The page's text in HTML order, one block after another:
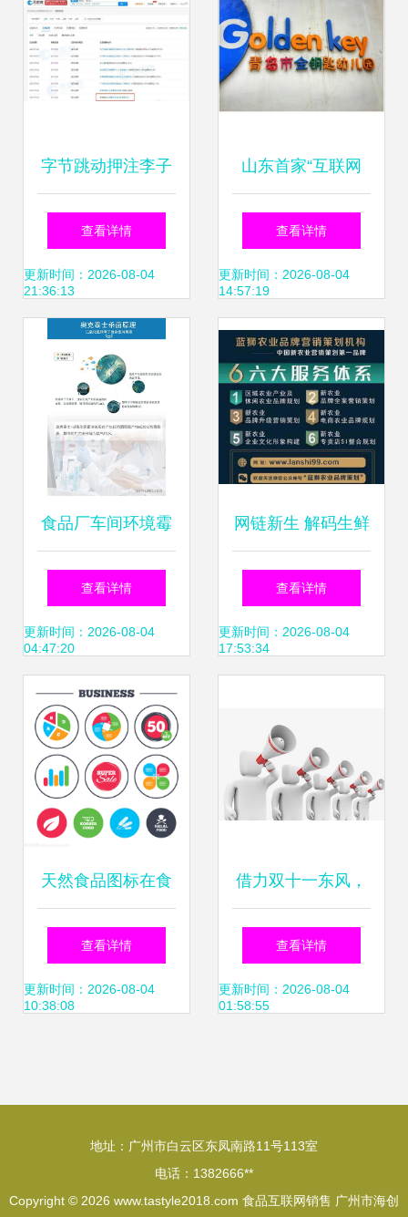
字节跳动押注李子
柒 食品互联网销售
的新棋局
查看详情
更新时间：2026-08-04
21:36:13
山东首家“互联网
+食品流通溯源体
系”项目在崂山区全
面启动 守护食品互
联网销售新篇章
查看详情
更新时间：2026-08-04
14:57:19
食品厂车间环境霉
菌污染超标解决方
案及食品互联网销
售应对策略
查看详情
更新时间：2026-08-04
04:47:20
网链新生 解码生鲜
农产品网络销售的
本质与价值
查看详情
更新时间：2026-08-04
17:53:34
天然食品图标在食
品互联网销售中的
价值与应用策略
查看详情
更新时间：2026-08-04
10:38:08
借力双十一东风，
餐饮店如何打造营
销爆点，实现互联
查看详情
更新时间：2026-08-04
01:58:55
地址：广州市白云区东凤南路11号113室
电话：1382666**
Copyright © 2026 www.tastyle2018.com 食品互联网销售 广州市海创